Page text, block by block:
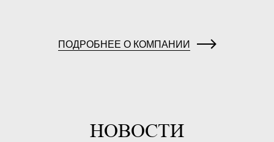
ПОДРОБНЕЕ О КОМПАНИИ
НОВОСТИ